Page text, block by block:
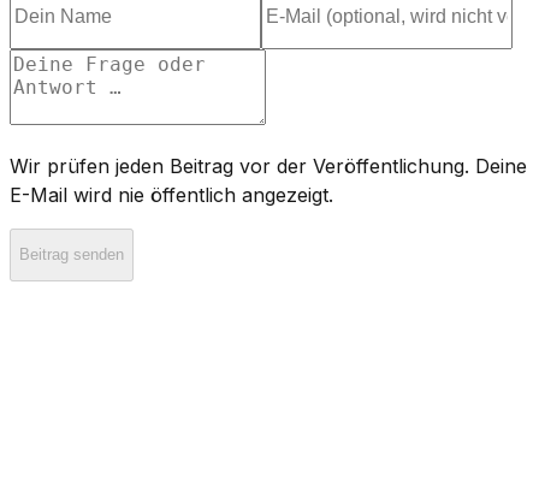
Wir prüfen jeden Beitrag vor der Veröffentlichung. Deine
E-Mail wird nie öffentlich angezeigt.
Beitrag senden